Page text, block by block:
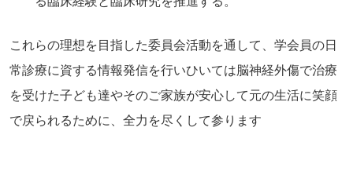
これらの理想を目指した委員会活動を通して、学会員の日
常診療に資する情報発信を行いひいては脳神経外傷で治療
を受けた子ども達やそのご家族が安心して元の生活に笑顔
で戻られるために、全力を尽くして参ります